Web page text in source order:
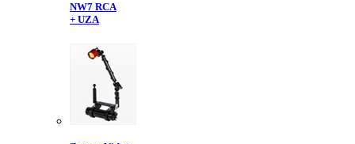
NW7 RCA
+ UZA